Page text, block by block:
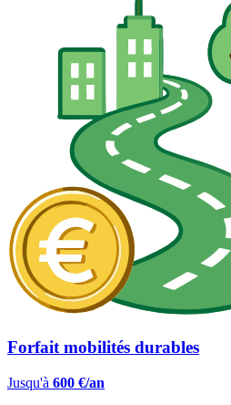
Forfait mobilités durables
Jusqu'à 600 €/an